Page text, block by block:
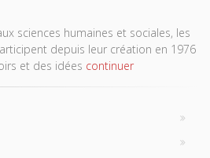
sciences humaines et sociales, les
depuis leur création en 1976
et des idées continuer